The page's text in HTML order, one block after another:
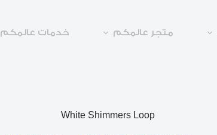
متجر عالمكم خدمات عالمكم
White Shimmers Loop